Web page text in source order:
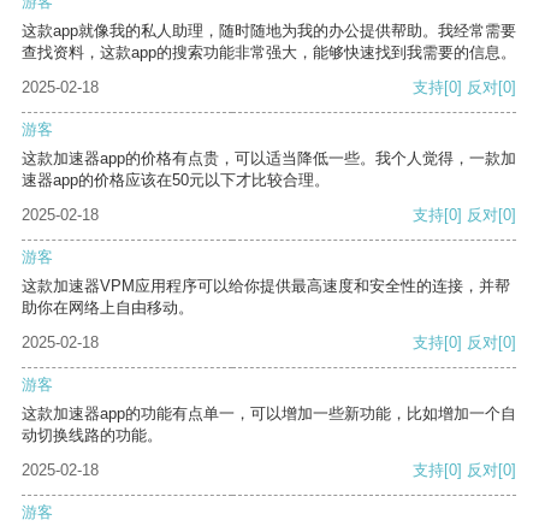
这款app就像我的私人助理，随时随地为我的办公提供帮助。我经常需要
查找资料，这款app的搜索功能非常强大，能够快速找到我需要的信息。
2025-02-18
支持[0] 反对[0]
游客
这款加速器app的价格有点贵，可以适当降低一些。我个人觉得，一款加
速器app的价格应该在50元以下才比较合理。
2025-02-18
支持[0] 反对[0]
游客
这款加速器VPM应用程序可以给你提供最高速度和安全性的连接，并帮
助你在网络上自由移动。
2025-02-18
支持[0] 反对[0]
游客
这款加速器app的功能有点单一，可以增加一些新功能，比如增加一个自
动切换线路的功能。
2025-02-18
支持[0] 反对[0]
游客